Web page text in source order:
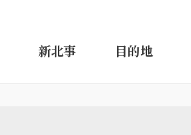
新北事 目的地